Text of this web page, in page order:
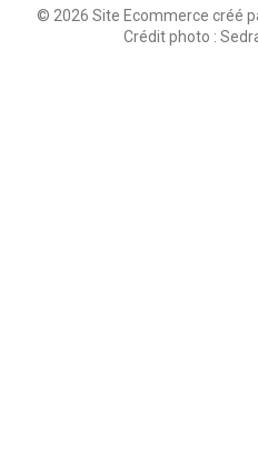
© 2026 Site Ecommerce créé
Crédit photo :